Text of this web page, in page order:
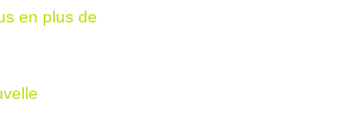
en plus de